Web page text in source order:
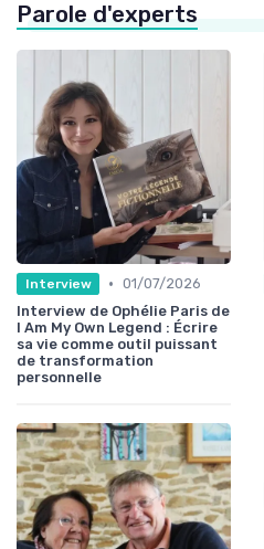
Parole d'experts
Interview • 01/07/2026
Interview de Ophélie Paris de
I Am My Own Legend : Écrire
sa vie comme outil puissant
de transformation
personnelle